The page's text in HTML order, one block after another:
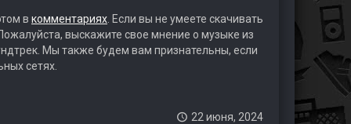
в комментариях. Если вы не умеете скачивать
выскажите свое мнение о музыке из
Мы также будем вам признательны, если
сетях.
22 июня, 2024